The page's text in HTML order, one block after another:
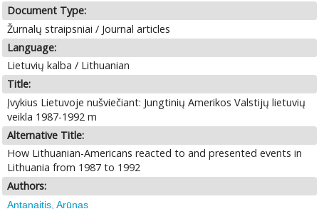
Document Type:
Žurnalų straipsniai / Journal articles
Language:
Lietuvių kalba / Lithuanian
Title:
Įvykius Lietuvoje nušviečiant: Jungtinių Amerikos Valstijų lietuvių
veikla 1987-1992 m
Alternative Title:
How Lithuanian-Americans reacted to and presented events in
Lithuania from 1987 to 1992
Authors:
Antanaitis, Arūnas